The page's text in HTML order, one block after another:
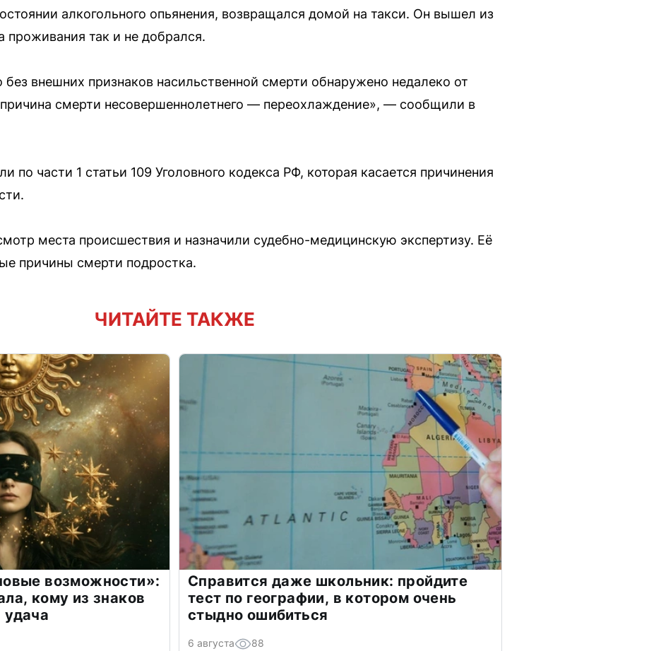
алкогольного опьянения, возвращался домой на такси. Он вышел из
проживания так и не добрался.
без внешних признаков насильственной смерти обнаружено недалеко от
смерти несовершеннолетнего — переохлаждение», — сообщили в
по части 1 статьи 109 Уголовного кодекса РФ, которая касается причинения
места происшествия и назначили судебно-медицинскую экспертизу. Её
причины смерти подростка.
ЧИТАЙТЕ ТАКЖЕ
возможности»:
кому из знаков
удача
Справится даже школьник: пройдите
тест по географии, в котором очень
стыдно ошибиться
6 августа 88